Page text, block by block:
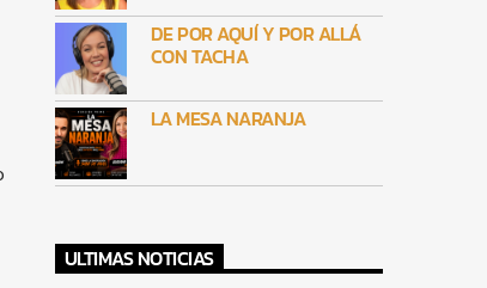
DE POR AQUÍ Y POR ALLÁ
CON TACHA
LA MESA NARANJA
ULTIMAS NOTICIAS